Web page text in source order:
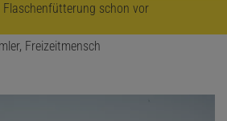
| Flaschenfütterung schon vor
Freizeitmensch